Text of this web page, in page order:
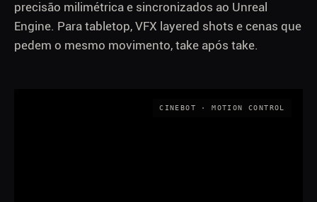
precisão milimétrica e sincronizados ao Unreal
Engine. Para tabletop, VFX layered shots e cenas que
pedem o mesmo movimento, take após take.